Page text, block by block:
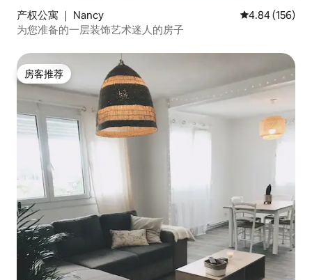
产权公寓 ｜ Nancy 平均评分 4.84
4.84 (156)
为您准备的一层装饰艺术迷人的房子
房客推荐
房客推荐